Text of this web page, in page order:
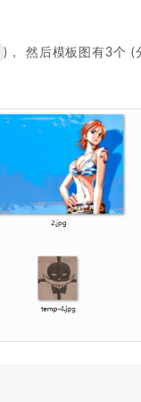
)， 然后模板图有3个 (